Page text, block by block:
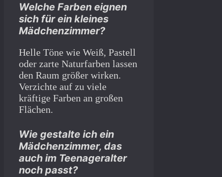
Welche Farben eignen
sich für ein kleines
Mädchenzimmer?
Helle Töne wie Weiß, Pastell
oder zarte Naturfarben lassen
den Raum größer wirken.
Verzichte auf zu viele
kräftige Farben an großen
Flächen.
Wie gestalte ich ein
Mädchenzimmer, das
auch im Teenageralter
noch passt?